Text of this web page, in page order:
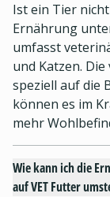
Ist ein Tier
Ernährung
umfasst
und Katzen.
speziell auf die
können es im
mehr
Wie kann ich die
auf VET Futter